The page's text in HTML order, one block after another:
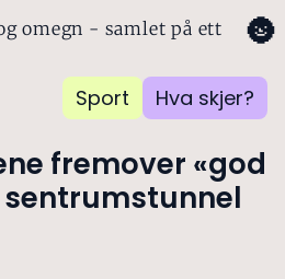
omegn - samlet på ett
Sport Hva skjer?
🌚
fremover «god
sentrumstunnel